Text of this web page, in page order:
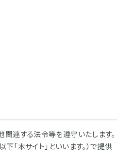
連する法令等を遵守いたします。
本サイト」といいます。）で提供